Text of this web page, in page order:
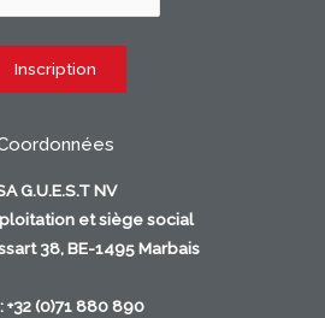
G.U.E.S.T NV
et siège social
38, BE-1495 Marbais
+32 (0)71 880 890